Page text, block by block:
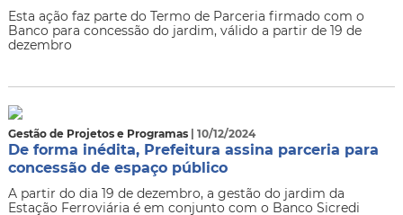
Esta ação faz parte do Termo de Parceria firmado com o
Banco para concessão do jardim, válido a partir de 19 de
dezembro
Gestão de Projetos e Programas | 10/12/2024
De forma inédita, Prefeitura assina parceria para
concessão de espaço público
A partir do dia 19 de dezembro, a gestão do jardim da
Estação Ferroviária é em conjunto com o Banco Sicredi